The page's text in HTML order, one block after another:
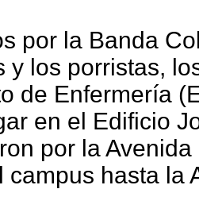
por la Banda
y los porristas,
de Enfermería
en el Edificio
por la
campus hasta la